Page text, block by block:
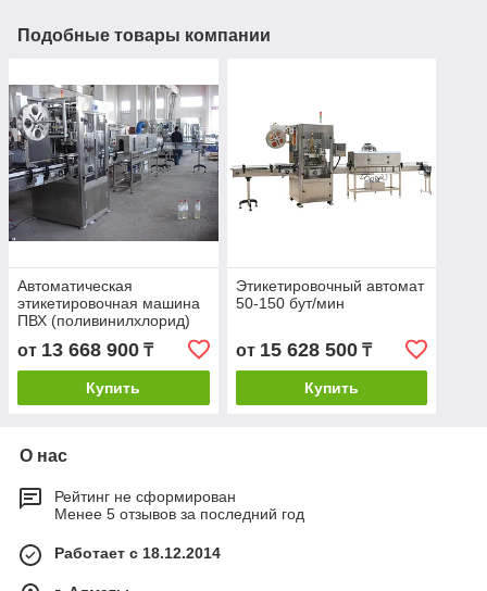
Подобные товары компании
Автоматическая
этикетировочная машина
ПВХ (поливинилхлорид)
производительностью
100-200 бут/мин
от 13 668 900 ₸
Купить
Этикетировочный автомат
50-150 бут/мин
от 15 628 500₸
Купить
О нас
Рейтинг не сформирован
Менее 5 отзывов за последний год
Работает с 18.12.2014